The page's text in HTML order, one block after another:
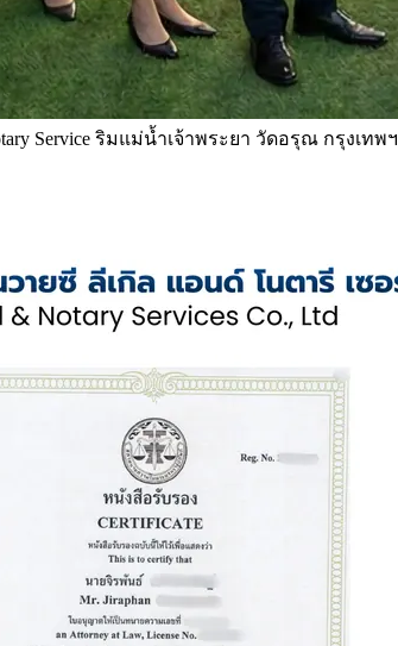
Service ริมแม่น้ำเจ้าพระยา วัดอรุณ กรุงเทพฯ